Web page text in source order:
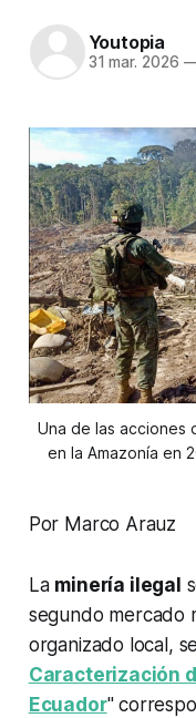
Youtopia
31 mar. 2026
Una de las acciones
en la Amazonía en
Por Marco Arauz
La minería ilegal
segundo mercado
organizado local,
Caracterización
Ecuador"